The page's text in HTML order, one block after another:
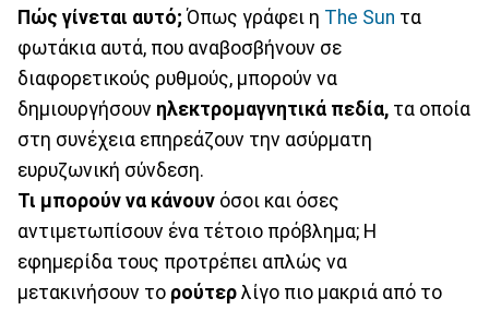
Πώς γίνεται αυτό; Όπως γράφει η The Sun τα
φωτάκια αυτά, που αναβοσβήνουν σε
διαφορετικούς ρυθμούς, μπορούν να
δημιουργήσουν ηλεκτρομαγνητικά πεδία, τα οποία
στη συνέχεια επηρεάζουν την ασύρματη
ευρυζωνική σύνδεση.
Τι μπορούν να κάνουν όσοι και όσες
αντιμετωπίσουν ένα τέτοιο πρόβλημα; Η
εφημερίδα τους προτρέπει απλώς να
μετακινήσουν το ρούτερ λίγο πιο μακριά από το